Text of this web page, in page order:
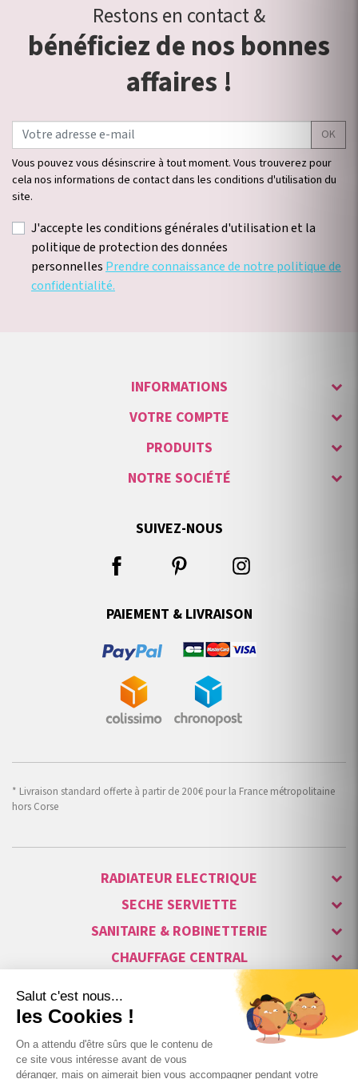
Restons en contact &
bénéficiez de nos bonnes
affaires !
OK
Vous pouvez vous désinscrire à tout moment. Vous trouverez pour
cela nos informations de contact dans les conditions d'utilisation du
site.
J'accepte les conditions générales d'utilisation et la
politique de protection des données
personnelles Prendre connaissance de notre politique de
confidentialité.
INFORMATIONS
VOTRE COMPTE
PRODUITS
NOTRE SOCIÉTÉ
SUIVEZ-NOUS
PAIEMENT & LIVRAISON
* Livraison standard offerte à partir de 200€ pour la France métropolitaine
hors Corse
RADIATEUR ELECTRIQUE
SECHE SERVIETTE
SANITAIRE & ROBINETTERIE
CHAUFFAGE CENTRAL
ALARME & SÉCURITÉ
MAISON CONNECTÉE
VISIOPHONE & INTERPHONE
LUMINAIRES & ECLAIRAGE